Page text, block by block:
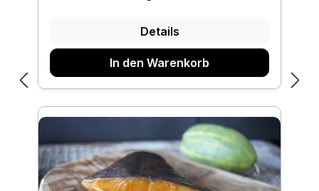
Details
In den Warenkorb